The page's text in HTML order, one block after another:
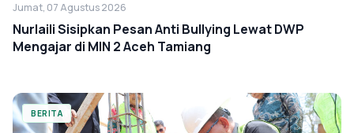
Jumat, 07 Agustus 2026
Nurlaili Sisipkan Pesan Anti Bullying Lewat DWP
Mengajar di MIN 2 Aceh Tamiang
BERITA